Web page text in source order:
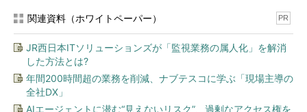
関連資料（ホワイトペーパー） PR
JR西日本ITソリューションズが「監視業務の属人化」を解消
した方法とは?
年間200時間超の業務を削減、ナブテスコに学ぶ「現場主導の
全社DX」
AIエージェントに潜む“見えないリスク”、過剰なアクセス権を